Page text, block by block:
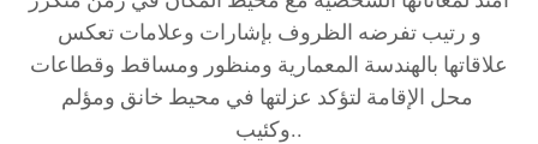
و رتيب تفرضه الظروف بإشارات وعلامات تعكس
علاقاتها بالهندسة المعمارية ومنظور ومساقط وقطاعات
محل الإقامة لتؤكد عزلتها في محيط خانق ومؤلم
وكئيب..